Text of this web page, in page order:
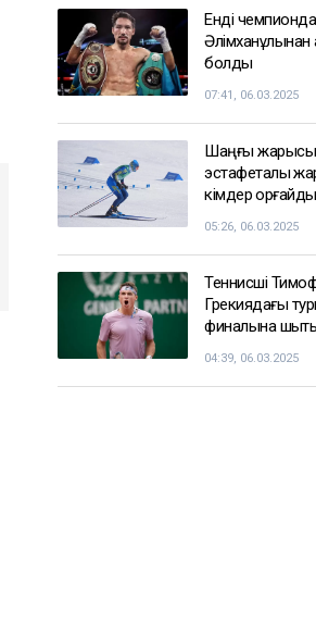
Енді
Әлімханұлынан
болды
07:41, 06.03.2025
Шаңғы
эстафеталық
кімдер қорғайды
05:26, 06.03.2025
Теннисші
Грекиядағы
финалына
04:39, 06.03.2025